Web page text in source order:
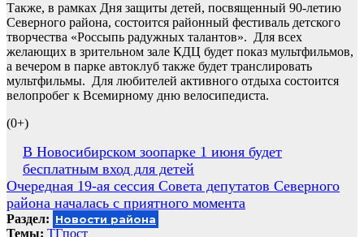
Также, в рамках Дня защиты детей, посвященный 90-летию
Северного района, состоится районный фестиваль детского
творчества «Россыпь радужных талантов». Для всех
желающих в зрительном зале КДЦ будет показ мультфильмов,
а вечером в парке автоклуб также будет транслировать
мультфильмы. Для любителей активного отдыха состоится
велопробег к Всемирному дню велосипедиста.
(0+)
Навигация
по
записям
В Новосибирском зоопарке 1 июня будет
бесплатным вход для детей
Очередная 19-ая сессия Совета депутатов Северного
района началась с приятного момента
Раздел: Новости района
Темы: ТГпост